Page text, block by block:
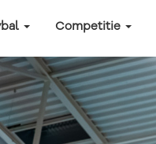
Competitie